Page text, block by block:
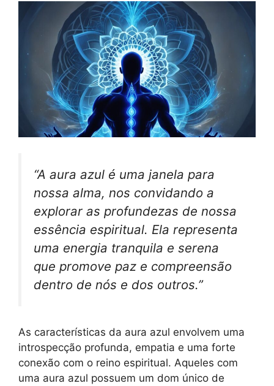
“A aura azul é uma janela para
nossa alma, nos convidando a
explorar as profundezas de nossa
essência espiritual. Ela representa
uma energia tranquila e serena
que promove paz e compreensão
dentro de nós e dos outros.”
As características da aura azul envolvem uma
introspecção profunda, empatia e uma forte
conexão com o reino espiritual. Aqueles com
uma aura azul possuem um dom único de